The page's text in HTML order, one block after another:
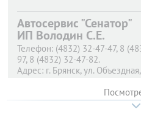
Автосервис "Сенатор"
ИП Володин С.Е.
Телефон: (4832) 32-47-47, 8
97, 8 (4832) 32-47-82.
Адрес: г. Брянск, ул.